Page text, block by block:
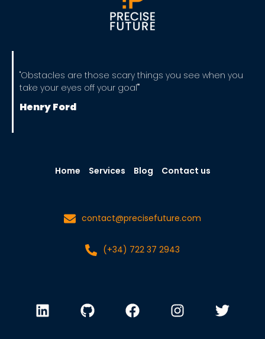
"Obstacles are those scary things you see when you
take your eyes off your goal""
Henry Ford
Home Services Blog Contact us
contact@precisefuture.com
(+34) 722 37 2943